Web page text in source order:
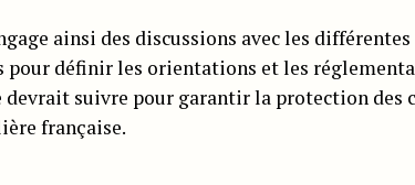
ainsi des discussions avec les
pour définir les orientations et les
devrait suivre pour garantir la protection des
française.